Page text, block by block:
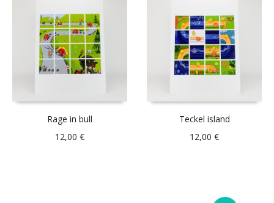
Rage in bull
12,00 €
Teckel island
12,00€